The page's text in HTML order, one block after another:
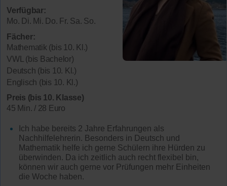
Verfügbar:
Mo. Di. Mi. Do. Fr. Sa. So.
Fächer:
Mathematik (bis 10. Kl.)
VWL (bis Bachelor)
Deutsch (bis 10. Kl.)
Englisch (bis 10. Kl.)
Preis (bis 10. Klasse)
45 Min. / 28 Euro
Ich habe bereits 2 Jahre Erfahrungen als
Nachhilfelehrerin. Besonders in Deutsch und
Mathematik helfe ich gerne Schülern ihre Hürden zu
überwinden. Da ich zeitlich auch recht flexibel bin,
können wir auch gerne vor Prüfungen mehr Einheiten
die Woche haben.